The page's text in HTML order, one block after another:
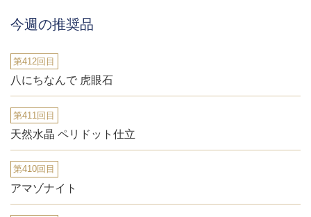
今週の推奨品
第412回目
八にちなんで 虎眼石
第411回目
天然水晶 ペリドット仕立
第410回目
アマゾナイト